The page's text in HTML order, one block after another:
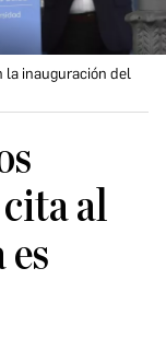
la inauguración del
al
es